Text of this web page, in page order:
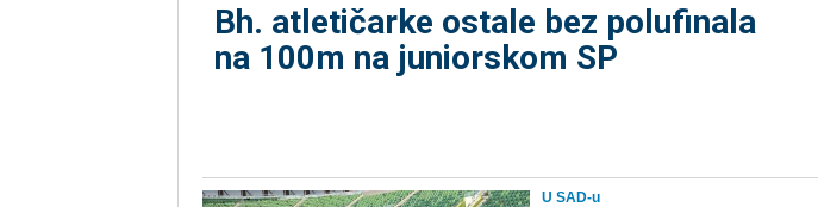
Bh. atletičarke ostale bez polufinala
na 100m na juniorskom SP
U SAD-u